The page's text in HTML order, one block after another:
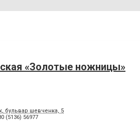
«Золотые ножницы»
бульвар шевченка, 5
(5136) 56977